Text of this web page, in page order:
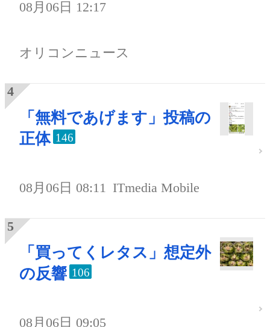
08月06日 12:17
オリコンニュース
「無料であげます」投稿の
正体 146
08月06日 08:11 ITmedia Mobile
「買ってくレタス」想定外
の反響 106
08月06日 09:05